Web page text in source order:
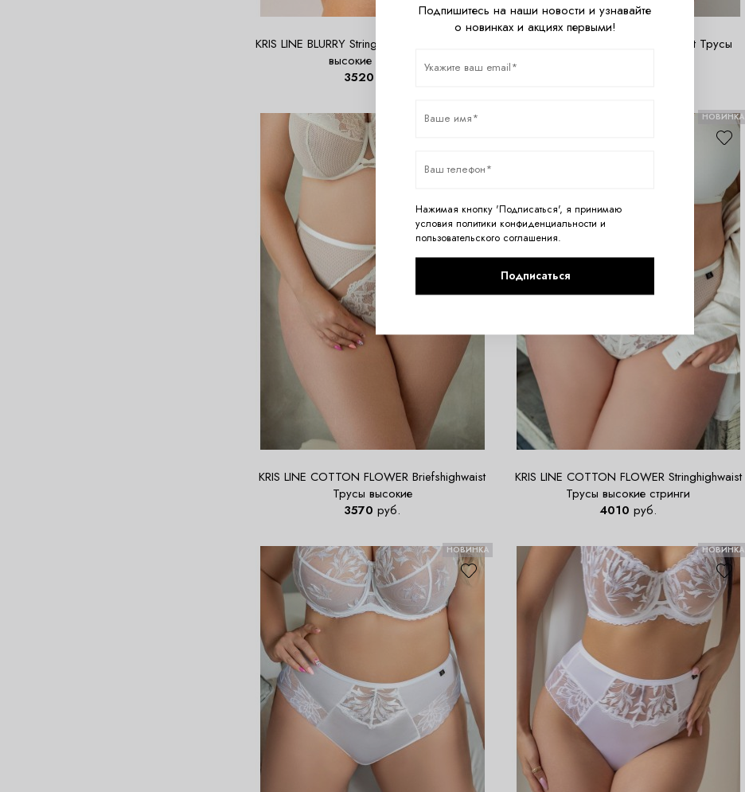
KRIS LINE BLURRY Stringshortshighwaist Трусы
высокие стринги
3520
KRIS LINE CASUAL Briefshighwaist Трусы
НОВИНКА
KRIS LINE COTTON FLOWER Briefshighwaist
Трусы высокие
3570 руб.
НОВИНКА
KRIS LINE COTTON FLOWER Stringhighwaist
Трусы высокие стринги
4010 руб.
НОВИНКА НОВИНКА
Подпишитесь на наши новости и узнавайте
о новинках и акциях первыми!
Нажимая кнопку 'Подписаться', я принимаю
условия политики конфиденциальности и
пользовательского соглашения.
Подписаться